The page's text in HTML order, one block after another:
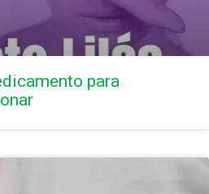
para